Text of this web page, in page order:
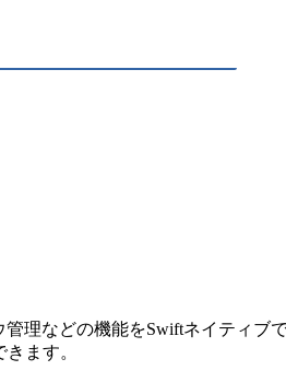
理などの機能をSwiftネイティブ
ます。